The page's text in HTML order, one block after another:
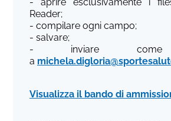
Reader;
- compilare ogni campo;
- salvare;
- inviare come
a
Visualizza il bando di